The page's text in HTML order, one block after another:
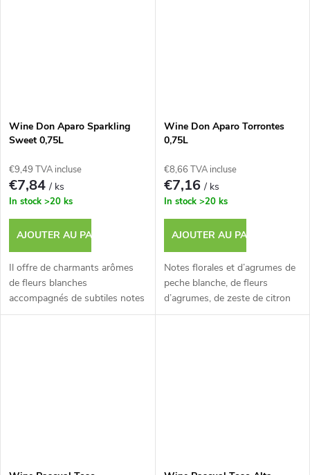
Wine Don Aparo Sparkling
Sweet 0,75L
€9,49 TVA incluse
€7,84/ ks
In stock >20 ks
AJOUTER AU PANIER
Il offre de charmants arômes
de fleurs blanches
accompagnés de subtiles notes
de pâtisserie.
Wine Don Aparo Torrontes
0,75L
€8,66 TVA incluse
€7,16/ ks
In stock >20 ks
AJOUTER AU PANIER
Notes florales et d’agrumes de
peche blanche, de fleurs
d’agrumes, de zeste de citron
et de fruits tropicaux.